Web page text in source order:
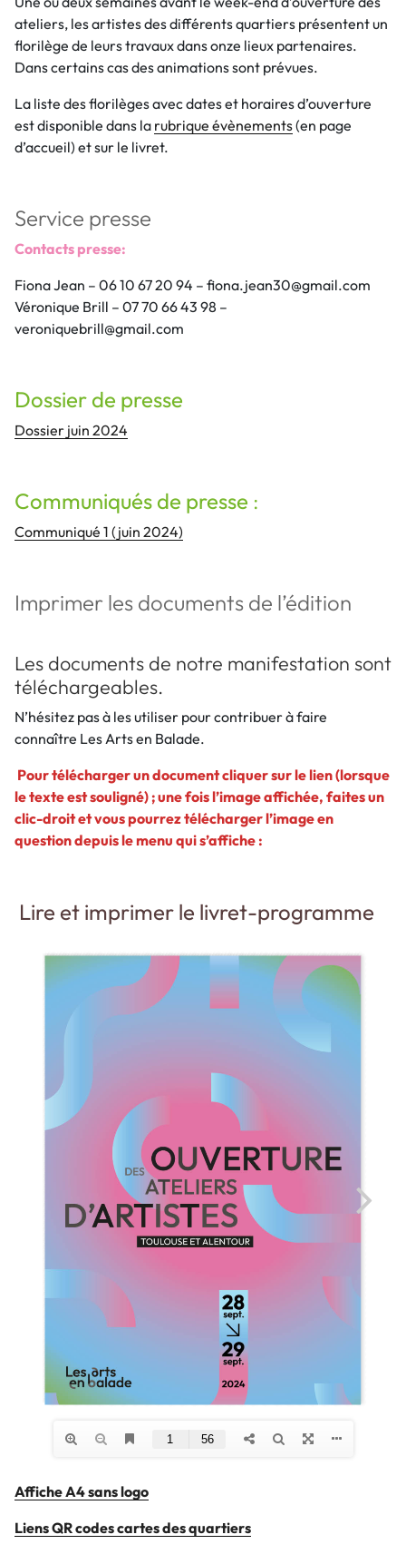
ateliers, les artistes des différents quartiers présentent un
florilège de leurs travaux dans onze lieux partenaires.
Dans certains cas des animations sont prévues.
La liste des florilèges avec dates et horaires d’ouverture
est disponible dans la rubrique évènements(en page
d’accueil) et sur le livret.
Service presse
Contacts presse:
Fiona Jean – 06 10 67 20 94 – fiona.jean30@gmail.com
Véronique Brill – 07 70 66 43 98 –
veroniquebrill@gmail.com
Dossier de presse
Dossier juin 2024
Communiqués de presse :
Communiqué 1 (juin 2024)
Imprimer les documents de l’édition
Les documents de notre manifestation sont
téléchargeables.
N’hésitez pas à les utiliser pour contribuer à faire
connaître Les Arts en Balade.
Pour télécharger un document cliquer sur le lien (lorsque
le texte est souligné) ; une fois l’image affichée, faites un
clic-droit et vous pourrez télécharger l’image en
question depuis le menu qui s’affiche :
Lire et imprimer le livret-programme
Affiche A4 sans logo
Liens QR codes cartes des quartiers